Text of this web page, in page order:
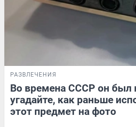
РАЗВЛЕЧЕНИЯ
Во времена СССР он был
угадайте, как раньше
этот предмет на фото